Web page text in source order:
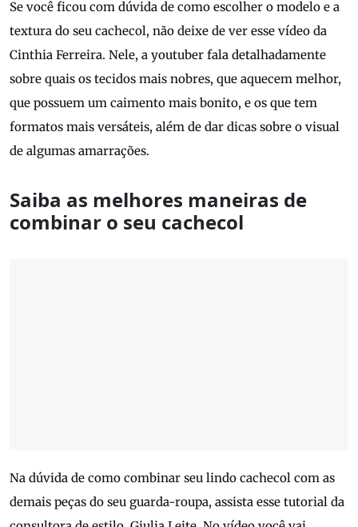
Se você ficou com dúvida de como escolher o modelo e a
textura do seu cachecol, não deixe de ver esse vídeo da
Cinthia Ferreira. Nele, a youtuber fala detalhadamente
sobre quais os tecidos mais nobres, que aquecem melhor,
que possuem um caimento mais bonito, e os que tem
formatos mais versáteis, além de dar dicas sobre o visual
de algumas amarrações.
Saiba as melhores maneiras de
combinar o seu cachecol
Na dúvida de como combinar seu lindo cachecol com as
demais peças do seu guarda-roupa, assista esse tutorial da